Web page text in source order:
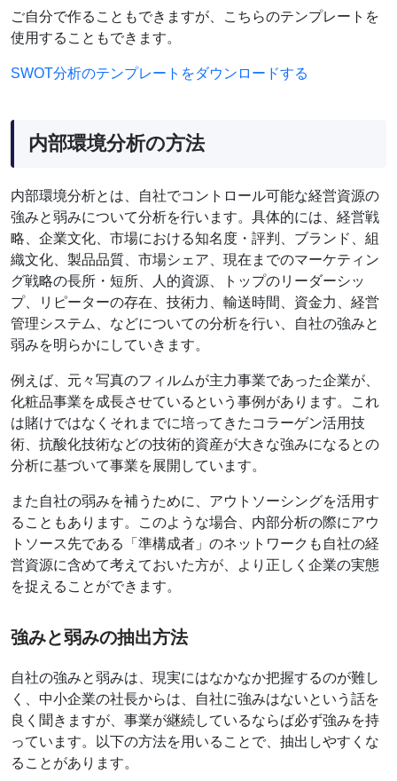
ご自分で作ることもできますが、こちらのテンプレートを
使用することもできます。
SWOT分析のテンプレートをダウンロードする
内部環境分析の方法
内部環境分析とは、自社でコントロール可能な経営資源の
強みと弱みについて分析を行います。具体的には、経営戦
略、企業文化、市場における知名度・評判、ブランド、組
織文化、製品品質、市場シェア、現在までのマーケティン
グ戦略の長所・短所、人的資源、トップのリーダーシッ
プ、リピーターの存在、技術力、輸送時間、資金力、経営
管理システム、などについての分析を行い、自社の強みと
弱みを明らかにしていきます。
例えば、元々写真のフィルムが主力事業であった企業が、
化粧品事業を成長させているという事例があります。これ
は賭けではなくそれまでに培ってきたコラーゲン活用技
術、抗酸化技術などの技術的資産が大きな強みになるとの
分析に基づいて事業を展開しています。
また自社の弱みを補うために、アウトソーシングを活用す
ることもあります。このような場合、内部分析の際にアウ
トソース先である「準構成者」のネットワークも自社の経
営資源に含めて考えておいた方が、より正しく企業の実態
を捉えることができます。
強みと弱みの抽出方法
自社の強みと弱みは、現実にはなかなか把握するのが難し
く、中小企業の社長からは、自社に強みはないという話を
良く聞きますが、事業が継続しているならば必ず強みを持
っています。以下の方法を用いることで、抽出しやすくな
ることがあります。